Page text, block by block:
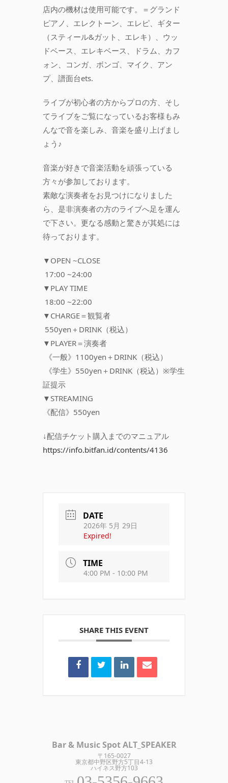
店内の機材は使用可能です。＝グランド
ピアノ、エレクトーン、エレピ、ギター
（スティール&ガット、エレキ）、ウッ
ドベース、エレキベース、ドラム、カフ
ォン、コンガ、ボンゴ、マイク、アン
プ、譜面台ets.
ライブが初心者の方からプロの方、そし
てライブをご覧になっているお客様もみ
んなで音を楽しみ、音楽を盛り上げまし
ょう♪
音楽が好きで音楽活動を頑張っている
方々が参加しております。
素敵な演奏者をお見つけになりました
ら、是非演奏者の方のライブへ足を運ん
で下さい。更なる感動と驚きが其処には
待っております。
▼OPEN ~CLOSE
17:00 ~24:00
▼PLAY TIME
18:00 ~22:00
▼CHARGE＝観覧者
550yen＋DRINK（税込）
▼PLAYER＝演奏者
《一般》1100yen＋DRINK（税込）
《学生》550yen＋DRINK（税込）※学生
証提示
▼STREAMING
《配信》550yen
↓配信チケット購入までのマニュアル
https://info.bitfan.id/contents/4136
DATE
2026年 5月 29日
Expired!
TIME
4:00 PM - 10:00 PM
SHARE THIS EVENT
Bar & Music Spot ALT_SPEAKER
〒165-0027
東京都中野区野方5丁目4-13
ハイネス野方103